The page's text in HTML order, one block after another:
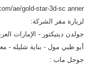
ae/gold-star-3d-sc anner
لزيارة مقر الشركة:
جولدن ديتيكتور - الإمارات
أبو ظبي مول - بناية شليله -
جوجل ماب :